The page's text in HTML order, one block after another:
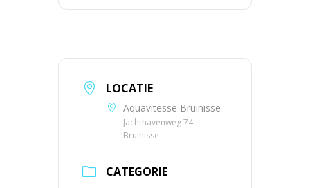
LOCATIE
Aquavitesse Bruinisse
Jachthavenweg 74
Bruinisse
CATEGORIE